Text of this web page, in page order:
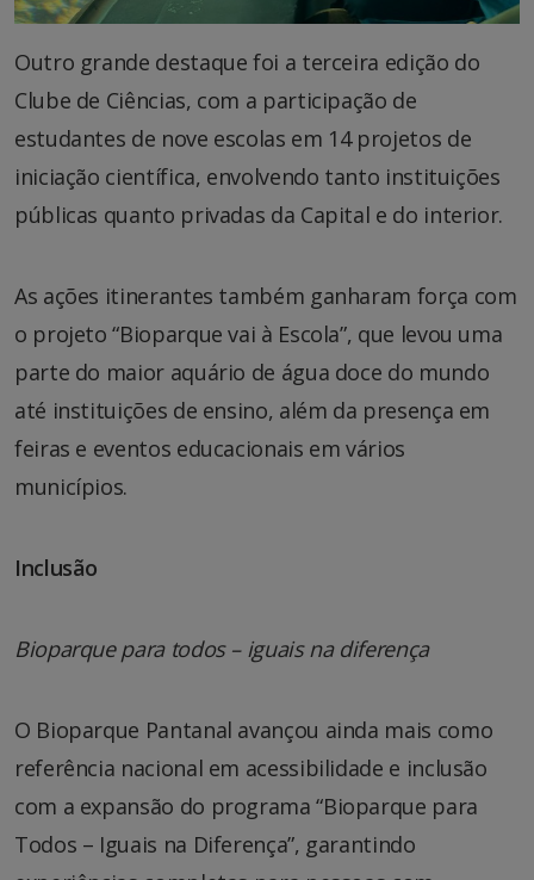
Outro grande destaque foi a terceira edição do
Clube de Ciências, com a participação de
estudantes de nove escolas em 14 projetos de
iniciação científica, envolvendo tanto instituições
públicas quanto privadas da Capital e do interior.
As ações itinerantes também ganharam força com
o projeto “Bioparque vai à Escola”, que levou uma
parte do maior aquário de água doce do mundo
até instituições de ensino, além da presença em
feiras e eventos educacionais em vários
municípios.
Inclusão
Bioparque para todos – iguais na diferença
O Bioparque Pantanal avançou ainda mais como
referência nacional em acessibilidade e inclusão
com a expansão do programa “Bioparque para
Todos – Iguais na Diferença”, garantindo